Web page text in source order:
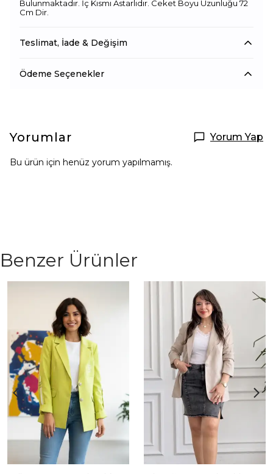
Bulunmaktadır. İç Kısmı Astarlıdır. Ceket Boyu Uzunluğu 72
Cm Dir.
Teslimat, İade & Değişim
Ödeme Seçenekler
Yorumlar Yorum Yap
Bu ürün için henüz yorum yapılmamış.
Benzer Ürünler